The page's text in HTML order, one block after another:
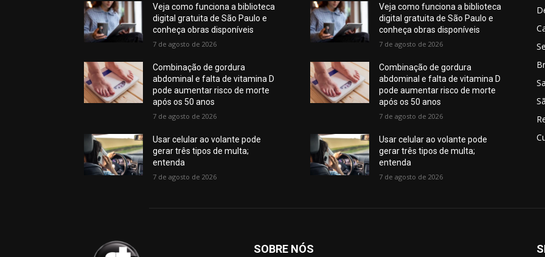
Veja como funciona a biblioteca
digital gratuita de São Paulo e
conheça obras disponíveis
7 de agosto de 2026
Combinação de gordura
abdominal e falta de vitamina D
pode aumentar risco de morte
após os 50 anos
7 de agosto de 2026
Usar celular ao volante pode
gerar três tipos de multa;
entenda
7 de agosto de 2026
Veja como funciona a biblioteca
digital gratuita de São Paulo e
conheça obras disponíveis
7 de agosto de 2026
Combinação de gordura
abdominal e falta de vitamina D
pode aumentar risco de morte
após os 50 anos
7 de agosto de 2026
Usar celular ao volante pode
gerar três tipos de multa;
entenda
7 de agosto de 2026
SOBRE NÓS